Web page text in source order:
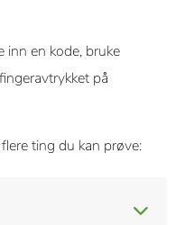
inn en kode, bruke
på
ting du kan prøve: